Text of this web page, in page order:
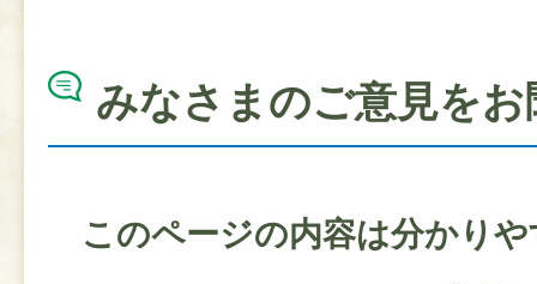
みなさまのご意見を
このページの内容は分かり